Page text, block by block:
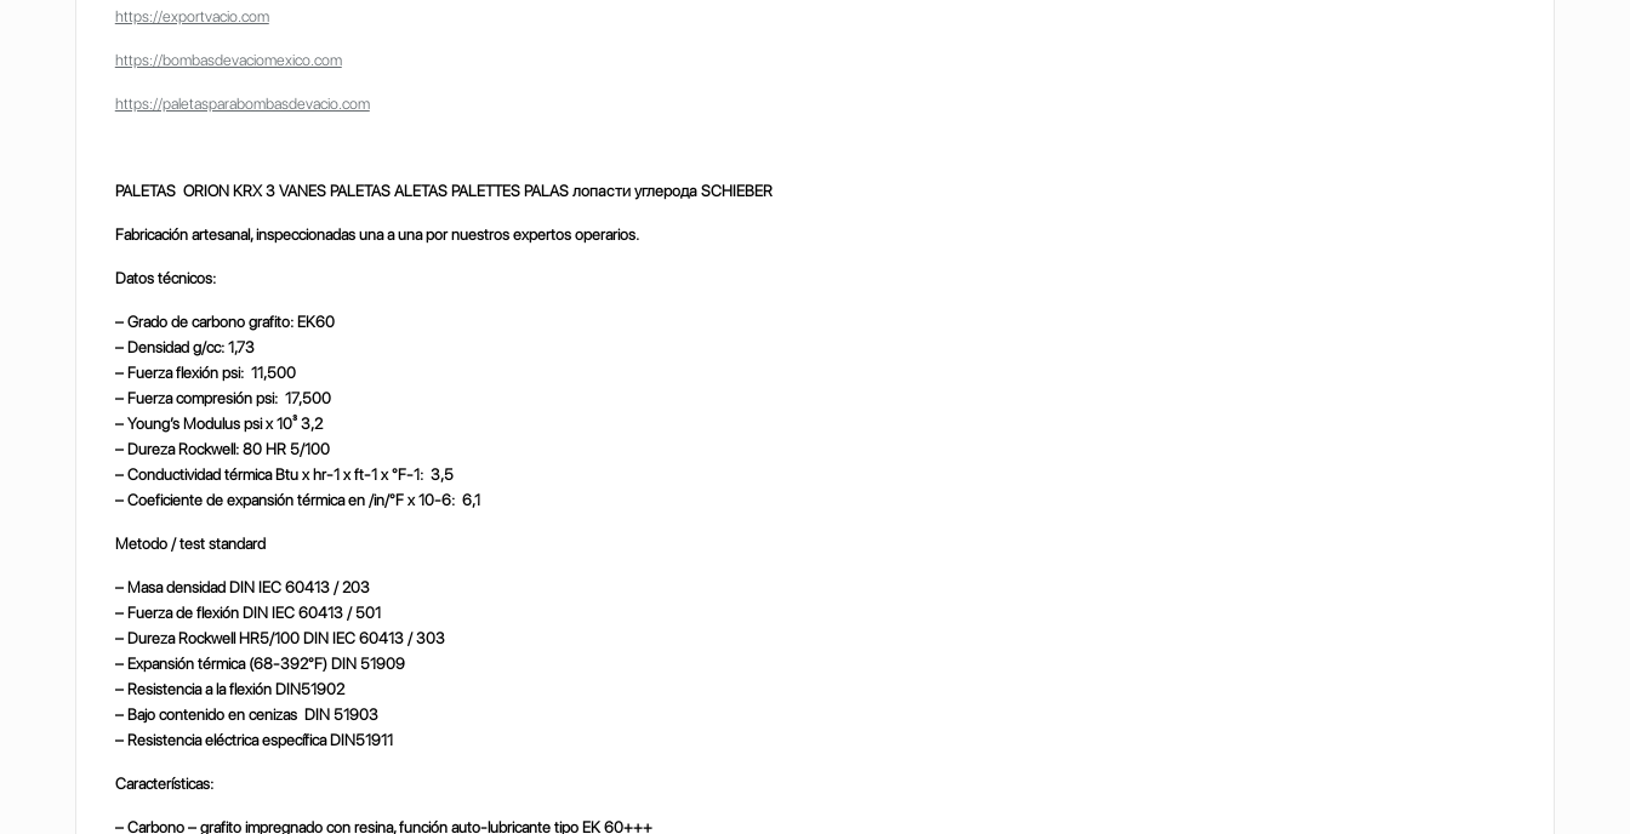
https://exportvacio.com
https://bombasdevaciomexico.com
https://paletasparabombasdevacio.com
PALETAS ORION KRX 3 VANES PALETAS ALETAS PALETTES PALAS лопасти углерода SCHIEBER
Fabricación artesanal, inspeccionadas una a una por nuestros expertos operarios.
Datos técnicos:
– Grado de carbono grafito: EK60
– Densidad g/cc: 1,73
– Fuerza flexión psi: 11,500
– Fuerza compresión psi: 17,500
– Young’s Modulus psi x 10³ 3,2
– Dureza Rockwell: 80 HR 5/100
– Conductividad térmica Btu x hr-1 x ft-1 x °F-1: 3,5
– Coeficiente de expansión térmica en /in/°F x 10-6: 6,1
Metodo / test standard
– Masa densidad DIN IEC 60413 / 203
– Fuerza de flexión DIN IEC 60413 / 501
– Dureza Rockwell HR5/100 DIN IEC 60413 / 303
– Expansión térmica (68-392°F) DIN 51909
– Resistencia a la flexión DIN51902
– Bajo contenido en cenizas DIN 51903
– Resistencia eléctrica específica DIN51911
Características:
– Carbono – grafito impregnado con resina, función auto-lubricante tipo EK 60+++